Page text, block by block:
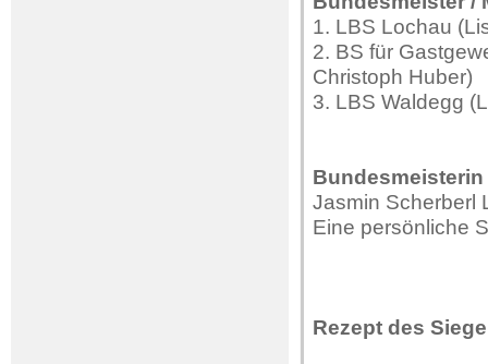
1. LBS Lochau
2. BS für
Christoph Huber)
3. LBS Waldegg
Jasmin Scherberl
Eine persönliche
Rezept des